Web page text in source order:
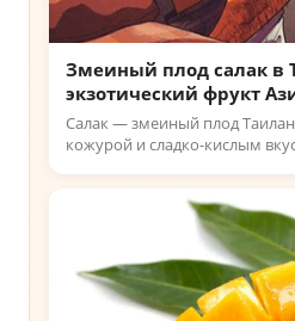
Змеиный плод салак в
экзотический фрукт
Салак — змеиный плод
кожурой и сладко-кислым